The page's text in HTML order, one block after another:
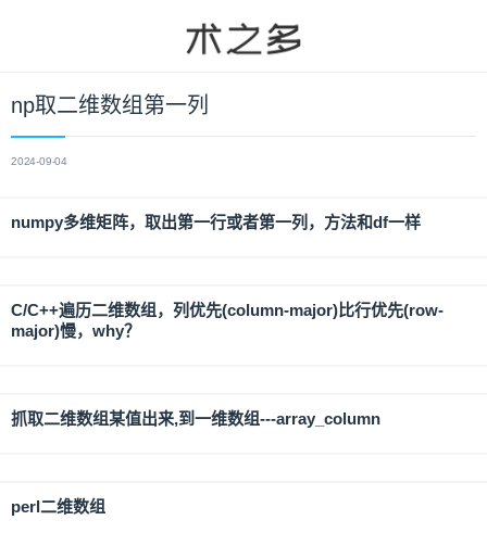
np取二维数组第一列
2024-09-04
numpy多维矩阵，取出第一行或者第一列，方法和df一样
C/C++遍历二维数组，列优先(column-major)比行优先(row-
major)慢，why？
抓取二维数组某值出来,到一维数组---array_column
perl二维数组